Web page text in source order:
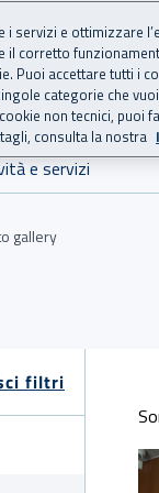
e servizi
gallery
filtri
servizi e ottimizzare
corretto
accettare tutti i
categorie che vuoi
non tecnici, puoi
consulta la nostra